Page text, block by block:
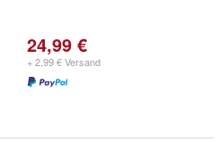
24,99 €
+ 2,99 € Versand